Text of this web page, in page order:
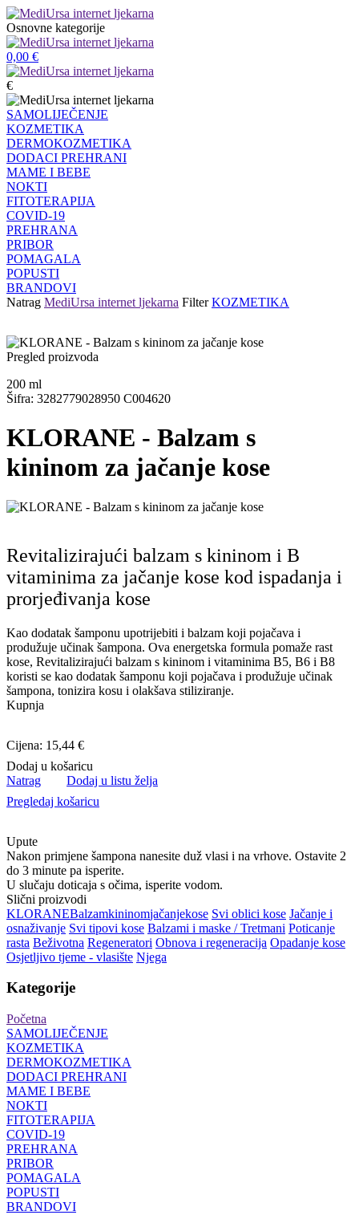
Osnovne kategorije
0,00 €
€
SAMOLIJEČENJE
KOZMETIKA
DERMOKOZMETIKA
DODACI PREHRANI
MAME I BEBE
NOKTI
FITOTERAPIJA
COVID-19
PREHRANA
PRIBOR
POMAGALA
POPUSTI
BRANDOVI
Natrag MediUrsa internet ljekarna Filter KOZMETIKA
Pregled proizvoda
200 ml
Šifra: 3282779028950 C004620
KLORANE - Balzam s
kininom za jačanje kose
Revitalizirajući balzam s kininom i B
vitaminima za jačanje kose kod ispadanja i
prorjeđivanja kose
Kao dodatak šamponu upotrijebiti i balzam koji pojačava i
produžuje učinak šampona. Ova energetska formula pomaže rast
kose, Revitalizirajući balzam s kininom i vitaminima B5, B6 i B8
koristi se kao dodatak šamponu koji pojačava i produžuje učinak
šampona, tonizira kosu i olakšava stiliziranje.
Kupnja
Cijena: 15,44 €
Dodaj u košaricu
Natrag
Dodaj u listu želja
Pregledaj košaricu
Upute
Nakon primjene šampona nanesite duž vlasi i na vrhove. Ostavite 2
do 3 minute pa isperite.
U slučaju doticaja s očima, isperite vodom.
Slični proizvodi
KLORANEBalzamkininomjačanjekose Svi oblici kose Jačanje i
osnaživanje Svi tipovi kose Balzami i maske / Tretmani Poticanje
rasta Beživotna Regeneratori Obnova i regeneracija Opadanje kose
Osjetljivo tjeme - vlasište Njega
Kategorije
Početna
SAMOLIJEČENJE
KOZMETIKA
DERMOKOZMETIKA
DODACI PREHRANI
MAME I BEBE
NOKTI
FITOTERAPIJA
COVID-19
PREHRANA
PRIBOR
POMAGALA
POPUSTI
BRANDOVI